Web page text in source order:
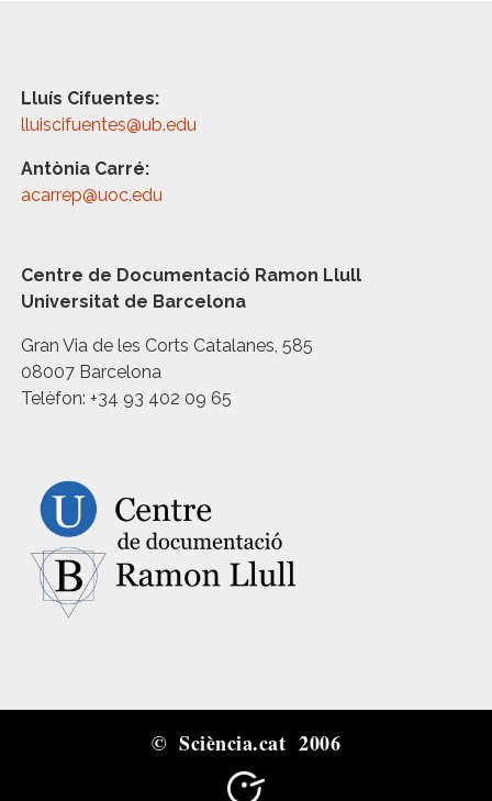
Lluís Cifuentes:
lluiscifuentes@ub.edu
Antònia Carré:
acarrep@uoc.edu
Centre de Documentació Ramon Llull
Universitat de Barcelona
Gran Via de les Corts Catalanes, 585
08007 Barcelona
Telèfon: +34 93 402 09 65
© Sciència.cat 2006